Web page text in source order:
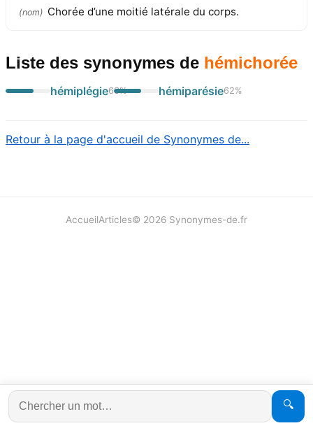
(nom) Chorée d’une moitié latérale du corps.
Liste des synonymes de hémichorée
hémiplégie63% hémiparésie62%
Retour à la page d'accueil de Synonymes de...
🔍
AccueilArticles© 2026 Synonymes-de.fr